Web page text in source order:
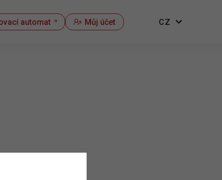
automat Můj účet CZ